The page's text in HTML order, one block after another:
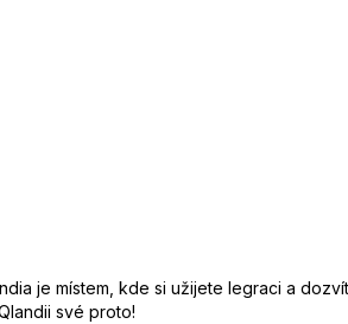
je místem, kde si užijete legraci a
své proto!